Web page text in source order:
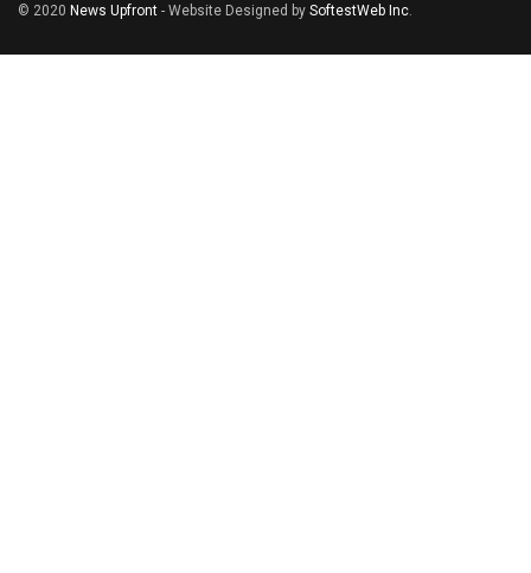
© 2020 News Upfront - Website Designed by SoftestWeb Inc.